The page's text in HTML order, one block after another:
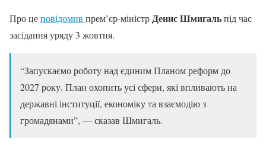
Про цеповідомив прем’єр-міністр Денис Шмигальпід час
засідання уряду 3 жовтня.
“Запускаємо роботу над єдиним Планом реформ до
2027 року. План охопить усі сфери, які впливають на
державні інституції, економіку та взаємодію з
громадянами”, — сказав Шмигаль.